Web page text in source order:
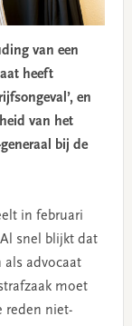
van een
heeft
en
van het
bij de
in februari
snel blijkt dat
als advocaat
moet
reden niet-